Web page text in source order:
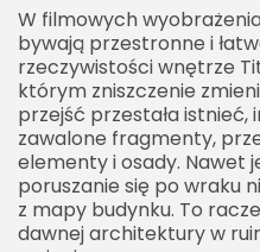
W filmowych
bywają przestronne i
rzeczywistości wnętrze
którym zniszczenie
przejść przestała istnieć,
zawalone fragmenty,
elementy i osady. Nawet
poruszanie się po wraku
z mapy budynku. To
dawnej architektury w